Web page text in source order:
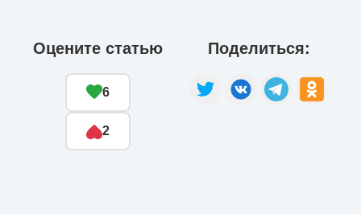
Оцените статью
6
2
Поделиться: